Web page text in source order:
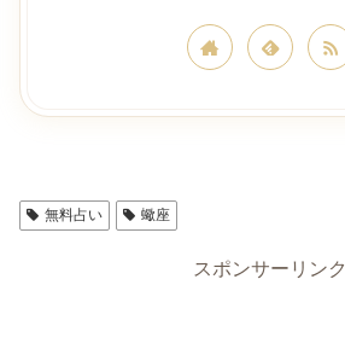
無料占い 蠍座
スポンサーリンク